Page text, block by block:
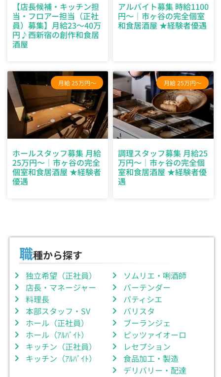
【店長候補・キッチン担
当・フロアー担当（正社
員）募集】月給23〜40万
円♪西新宿の創作和食居
酒屋
アルバイト募集 時給1100
円〜｜市ヶ谷の完全個室
和食居酒屋 ★経験者優遇
月給 25万円～
ホールスタッフ募集 月給
25万円〜｜市ヶ谷の完全
個室和食居酒屋 ★経験者
優遇
月給 25万円～
調理スタッフ募集 月給25
万円〜｜市ヶ谷の完全個
室和食居酒屋 ★経験者優
遇
職種から探す
独立希望（正社員）
店長・マネージャー
料理長
本部スタッフ・SV
ホール（正社員）
ホール（ｱﾙﾊﾞｲﾄ）
キッチン（正社員）
キッチン（ｱﾙﾊﾞｲﾄ）
ソムリエ・唎酒師
バーテンダー
パティシエ
バリスタ
ブーランジェ
ピッツァイオーロ
レセプション
食品加工・製造
デリバリー・配達